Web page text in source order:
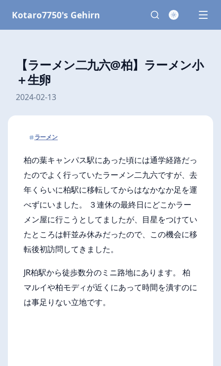
Kotaro7750's Gehirn
【ラーメン二九六@柏】ラーメン小
＋生卵
2024-02-13
ラーメン
柏の葉キャンパス駅にあった頃には通学経路だっ
たのでよく行っていたラーメン二九六ですが、去
年くらいに柏駅に移転してからはなかなか足を運
べずにいました。 ３連休の最終日にどこかラー
メン屋に行こうとしてましたが、目星をつけてい
たところは軒並み休みだったので、この機会に移
転後初訪問してきました。
JR柏駅から徒歩数分のミニ路地にあります。 柏
マルイや柏モディが近くにあって時間を潰すのに
は事足りない立地です。